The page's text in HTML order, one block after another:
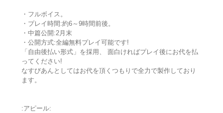
・フルボイス。
・プレイ時間:約6～9時間前後。
・中篇公開:2月末
・公開方式:全編無料プレイ可能です!
「自由後払い形式」を採用、 面白ければプレイ後にお代を払
ってください!
なすびあんとしてはお代を頂くつもりで全力で製作しており
ます。
:アピール: